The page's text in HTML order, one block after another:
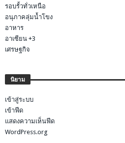
รอบรั้วทั่วเหนือ
อนุภาคลุ่มน้ำโขง
อาหาร
อาเซียน +3
เศรษฐกิจ
นิยาม
เข้าสู่ระบบ
เข้าฟีด
แสดงความเห็นฟีด
WordPress.org